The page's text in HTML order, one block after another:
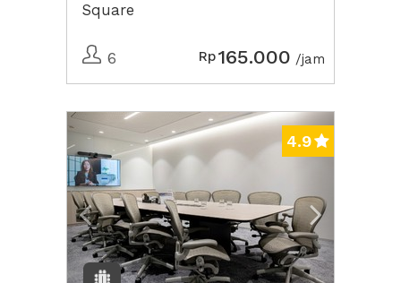
Square
6 Rp165.000 /jam
Previous Next2
4.9